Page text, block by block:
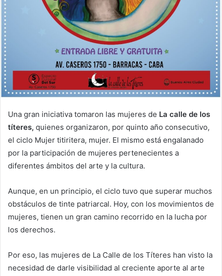
Una gran iniciativa tomaron las mujeres de La calle de los
títeres, quienes organizaron, por quinto año consecutivo,
el ciclo Mujer titiritera, mujer. El mismo está engalanado
por la participación de mujeres pertenecientes a
diferentes ámbitos del arte y la cultura.
Aunque, en un principio, el ciclo tuvo que superar muchos
obstáculos de tinte patriarcal. Hoy, con los movimientos de
mujeres, tienen un gran camino recorrido en la lucha por
los derechos.
Por eso, las mujeres de La Calle de los Títeres han visto la
necesidad de darle visibilidad al creciente aporte al arte